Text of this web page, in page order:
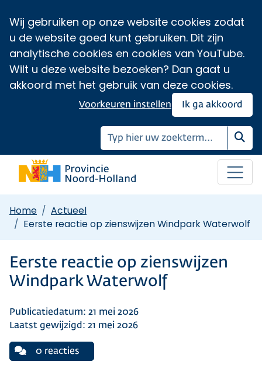
Wij gebruiken op onze website cookies zodat
u de website goed kunt gebruiken. Dit zijn
analytische cookies en cookies van YouTube.
Wilt u deze website bezoeken? Dan gaat u
akkoord met het gebruik van deze cookies.
Ik ga akkoord
Voorkeuren instellen
Home
Actueel
Eerste reactie op zienswijzen Windpark Waterwolf
Eerste reactie op zienswijzen
Windpark Waterwolf
Publicatiedatum: 21 mei 2026
Laatst gewijzigd: 21 mei 2026
0 reacties